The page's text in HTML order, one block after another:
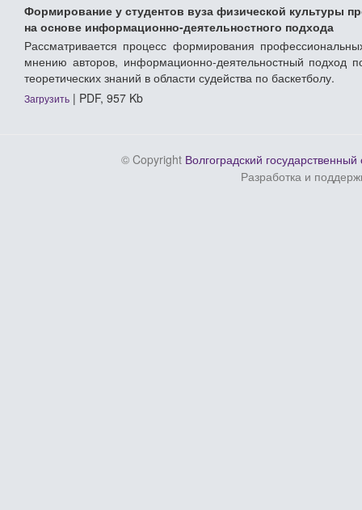
Формирование у студентов вуза физической культуры
на основе информационно-деятельностного подхода
Рассматривается процесс формирования
мнению авторов, информационно-деятельностный подход
теоретических знаний в области судейства по баскетболу.
Загрузить | PDF, 957 Kb
© Copyright Волгоградский
Разработка и